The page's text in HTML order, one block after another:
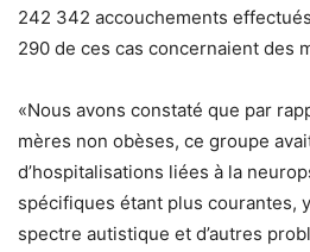
242 342 accouchements
290 de ces cas concernaient des
«Nous avons constaté que par
mères non obèses, ce groupe
d’hospitalisations liées à la
spécifiques étant plus courantes,
spectre autistique et d’autres